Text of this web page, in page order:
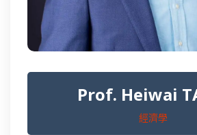
Prof. Heiwai
經濟學